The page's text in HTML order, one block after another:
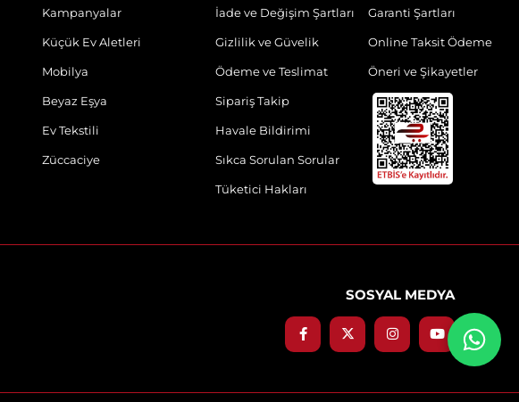
Kampanyalar
Küçük Ev Aletleri
Mobilya
Beyaz Eşya
Ev Tekstili
Züccaciye
İade ve Değişim Şartları
Gizlilik ve Güvelik
Ödeme ve Teslimat
Sipariş Takip
Havale Bildirimi
Sıkca Sorulan Sorular
Tüketici Hakları
Garanti Şartları
Online Taksit Ödeme
Öneri ve Şikayetler
SOSYAL MEDYA